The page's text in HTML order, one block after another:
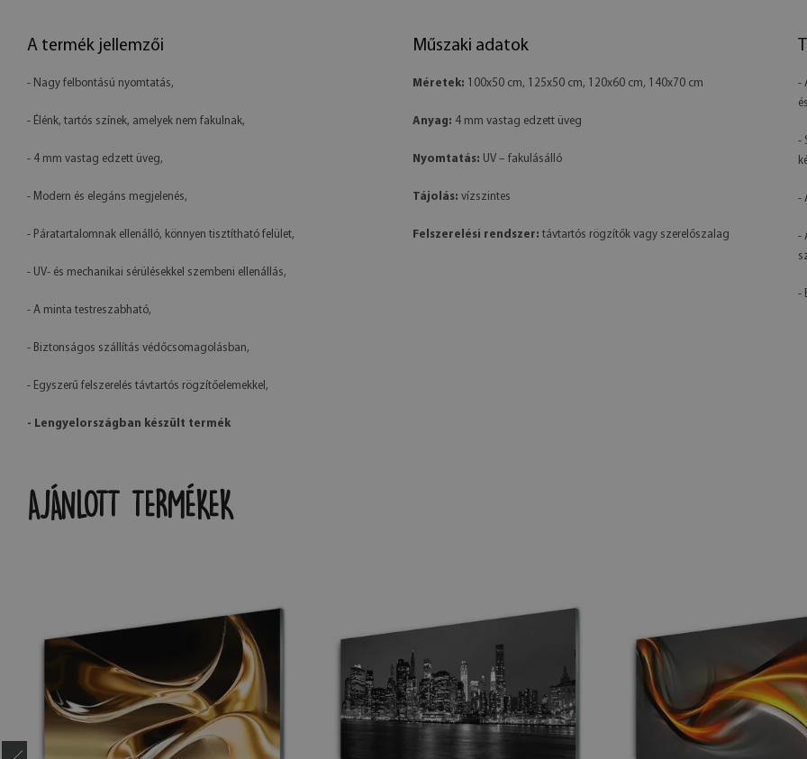
A termék jellemzői
- Nagy felbontású nyomtatás,
- Élénk, tartós színek, amelyek nem fakulnak,
- 4 mm vastag edzett üveg,
- Modern és elegáns megjelenés,
- Páratartalomnak ellenálló, könnyen tisztítható felület,
- UV- és mechanikai sérülésekkel szembeni ellenállás,
- A minta testreszabható,
- Biztonságos szállítás védőcsomagolásban,
- Egyszerű felszerelés távtartós rögzítőelemekkel,
- Lengyelországban készült termék
Műszaki adatok
Méretek: 100x50 cm, 125x50 cm, 120x60 cm, 140x70 cm
Anyag: 4 mm vastag edzett üveg
Nyomtatás: UV – fakulásálló
Tájolás: vízszintes
Felszerelési rendszer: távtartós rögzítők vagy szerelőszalag
-
-
-
-
-
AJÁNLOTT TERMÉKEK